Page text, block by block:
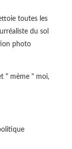
toutes les
du sol
photo
" mème " moi,